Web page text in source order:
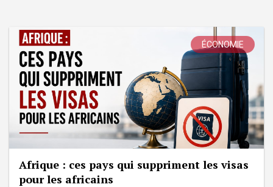
ÉCONOMIE
Afrique : ces pays qui suppriment les visas
pour les africains